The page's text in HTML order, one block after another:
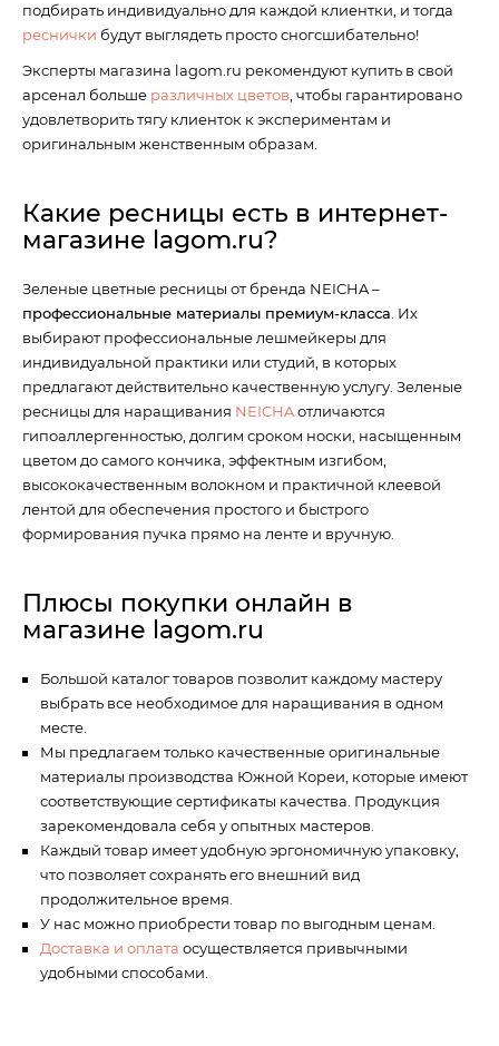
подбирать индивидуально для каждой клиентки, и тогда
реснички будут выглядеть просто сногсшибательно!
Эксперты магазина lagom.ru рекомендуют купить в свой
арсенал больше различных цветов , чтобы гарантировано
удовлетворить тягу клиенток к экспериментам и
оригинальным женственным образам.
Какие ресницы есть в интернет-
магазине lagom.ru?
Зеленые цветные ресницы от бренда NEICHA –
профессиональные материалы премиум-класса . Их
выбирают профессиональные лешмейкеры для
индивидуальной практики или студий, в которых
предлагают действительно качественную услугу. Зеленые
ресницы для наращивания NEICHAотличаются
гипоаллергенностью, долгим сроком носки, насыщенным
цветом до самого кончика, эффектным изгибом,
высококачественным волокном и практичной клеевой
лентой для обеспечения простого и быстрого
формирования пучка прямо на ленте и вручную.
Плюсы покупки онлайн в
магазине lagom.ru
Большой каталог товаров позволит каждому мастеру
выбрать все необходимое для наращивания в одном
месте.
Мы предлагаем только качественные оригинальные
материалы производства Южной Кореи, которые имеют
соответствующие сертификаты качества. Продукция
зарекомендовала себя у опытных мастеров.
Каждый товар имеет удобную эргономичную упаковку,
что позволяет сохранять его внешний вид
продолжительное время.
У нас можно приобрести товар по выгодным ценам.
Доставка и оплата осуществляется привычными
удобными способами.